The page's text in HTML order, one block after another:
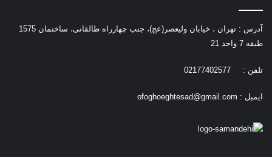
آدرس : تهران ، خیابان ولیعصر(عج)، جنب چهارراه طالقانی، ساختمان 1575
طبقه 7 واحد 21
تلفن : 02177402577
ایمیل : ofoghoeghtesad@gmail.com